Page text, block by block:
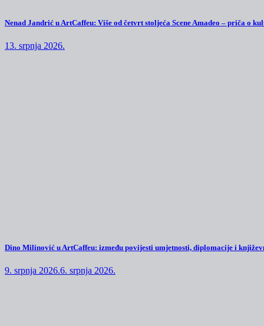
Nenad Jandrić u ArtCaffeu: Više od četvrt stoljeća Scene Amadeo – priča o
13. srpnja 2026.
Dino Milinović u ArtCaffeu: između povijesti umjetnosti, diplomacije i
9. srpnja 2026.6. srpnja 2026.